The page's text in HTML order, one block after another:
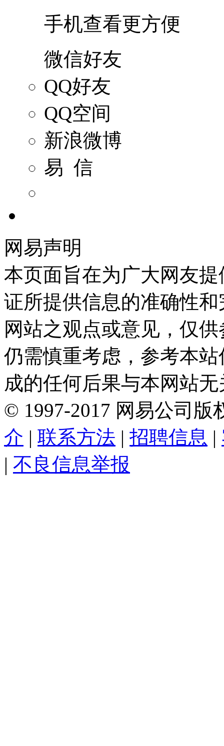
手机查看更方便
微信好友
QQ好友
QQ空间
新浪微博
易 信
网易声明
本页面旨在为广大网友
证所提供信息的准确性
网站之观点或意见，仅
仍需慎重考虑，参考本
成的任何后果与本网站
© 1997-2017 网易公司版
介 | 联系方法 | 招聘信息 |
| 不良信息举报